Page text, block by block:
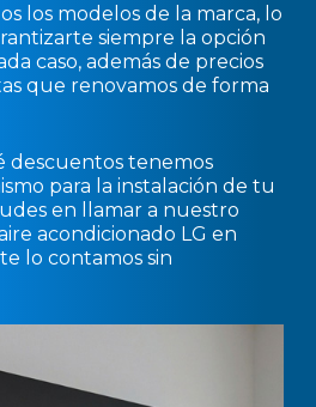
los modelos de la marca, lo
siempre la opción
caso, además de precios
que renovamos de forma
descuentos tenemos
para la instalación de tu
en llamar a nuestro
acondicionado LG en
lo contamos sin